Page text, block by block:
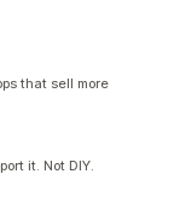
that sell more
it. Not DIY.